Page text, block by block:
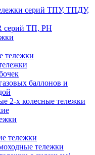
серий ТПУ, ТПДУ,
серий ТП, PH
тележки
баллонов и
2-х колесные тележки
тележки
тележки